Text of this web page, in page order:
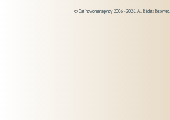
© Datingwomanagency 2006 -2026. All Rights Reserved.